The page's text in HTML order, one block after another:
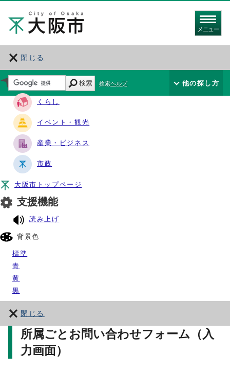
メニュー
閉じる
サイト・ナビ
くらし
イベント・観光
産業・ビジネス
市政
大阪市トップページ
支援機能
読み上げ
背景色
標準
青
黄
黒
閉じる
検索 検索ヘルプ 他の探し方
所属ごとお問い合わせフォーム（入
力画面）